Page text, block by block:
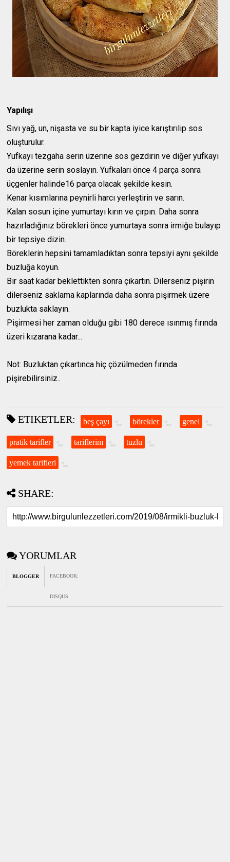
Yapılışı
Sıvı yağ, un, nişasta ve su bir kapta iyice karıştırılıp sos
oluşturulur.
Yufkayı tezgaha serin üzerine sos gezdirin ve diğer yufkayı
da üzerine serin soslayın. Yufkaları önce 4 parça sonra
üçgenler halinde16 parça olacak şekilde kesin.
Kenar kısımlarına peynirli harcı yerleştirin ve sarın.
Kalan sosun içine yumurtayı kırın ve çırpın. Daha sonra
hazırladığınız börekleri önce yumurtaya sonra irmiğe bulayıp
bir tepsiye dizin.
Böreklerin hepsini tamamladıktan sonra tepsiyi aynı şekilde
buzluğa koyun.
Bir saat kadar beklettikten sonra çıkartın. Dilerseniz pişirin
dilerseniz saklama kaplarında daha sonra pişirmek üzere
buzlukta saklayın.
Pişirmesi her zaman olduğu gibi 180 derece ısınmış fırında
üzeri kızarana kadar...
Not: Buzluktan çıkartınca hiç çözülmeden fırında
pişirebilirsiniz..
ETIKETLER: beş çayı börekler genel
pratik tarifler tariflerim tuzlu
yemek tarifleri
SHARE:
YORUMLAR
BLOGGER FACEBOOK:
DISQUS